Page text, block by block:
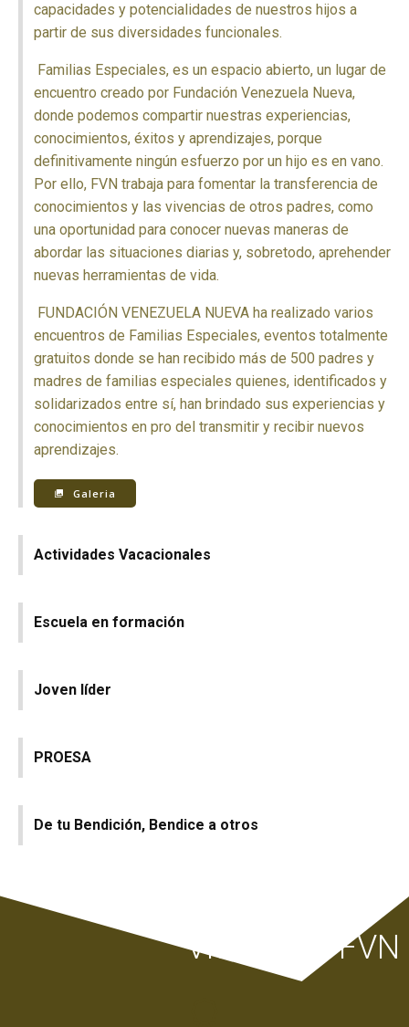
capacidades y potencialidades de nuestros hijos a
partir de sus diversidades funcionales.
Familias Especiales, es un espacio abierto, un lugar de
encuentro creado por Fundación Venezuela Nueva,
donde podemos compartir nuestras experiencias,
conocimientos, éxitos y aprendizajes, porque
definitivamente ningún esfuerzo por un hijo es en vano.
Por ello, FVN trabaja para fomentar la transferencia de
conocimientos y las vivencias de otros padres, como
una oportunidad para conocer nuevas maneras de
abordar las situaciones diarias y, sobretodo, aprehender
nuevas herramientas de vida.
FUNDACIÓN VENEZUELA NUEVA ha realizado varios
encuentros de Familias Especiales, eventos totalmente
gratuitos donde se han recibido más de 500 padres y
madres de familias especiales quienes, identificados y
solidarizados entre sí, han brindado sus experiencias y
conocimientos en pro del transmitir y recibir nuevos
aprendizajes.
Galeria
Actividades Vacacionales
Escuela en formación
Joven líder
PROESA
De tu Bendición, Bendice a otros
Video Clip FVN